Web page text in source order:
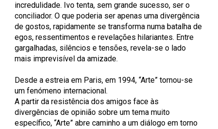
incredulidade. Ivo tenta, sem grande sucesso, ser o
conciliador. O que poderia ser apenas uma divergência
de gostos, rapidamente se transforma numa batalha de
egos, ressentimentos e revelações hilariantes. Entre
gargalhadas, silêncios e tensões, revela-se o lado
mais imprevisível da amizade.
Desde a estreia em Paris, em 1994, “Arte” tornou-se
um fenómeno internacional.
A partir da resistência dos amigos face às
divergências de opinião sobre um tema muito
específico, “Arte” abre caminho a um diálogo em torno